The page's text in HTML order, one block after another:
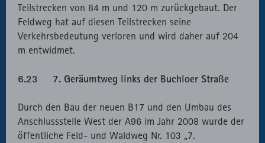
Teilstrecken von 84 m und 120 m zurückgebaut. Der
Feldweg hat auf diesen Teilstrecken seine
Verkehrsbedeutung verloren und wird daher auf 204
m entwidmet.
6.23 7. Geräumtweg links der Buchloer Straße
Durch den Bau der neuen B17 und den Umbau des
Anschlussstelle West der A96 im Jahr 2008 wurde der
öffentliche Feld- und Waldweg Nr. 103 „7.